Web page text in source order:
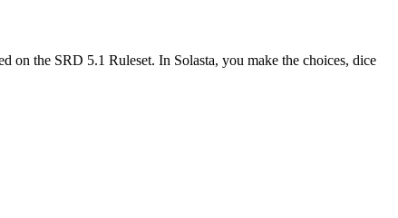
on the SRD 5.1 Ruleset. In Solasta, you make the choices, dice